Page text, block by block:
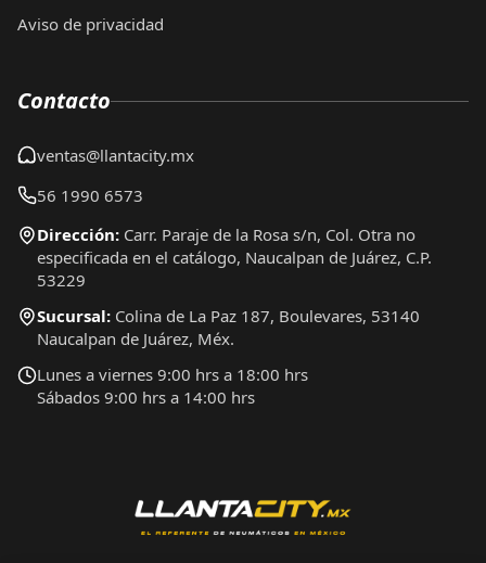
Aviso de privacidad
Contacto
ventas@llantacity.mx
56 1990 6573
Dirección: Carr. Paraje de la Rosa s/n, Col. Otra no
especificada en el catálogo, Naucalpan de Juárez, C.P.
53229
Sucursal: Colina de La Paz 187, Boulevares, 53140
Naucalpan de Juárez, Méx.
Lunes a viernes 9:00 hrs a 18:00 hrs
Sábados 9:00 hrs a 14:00 hrs